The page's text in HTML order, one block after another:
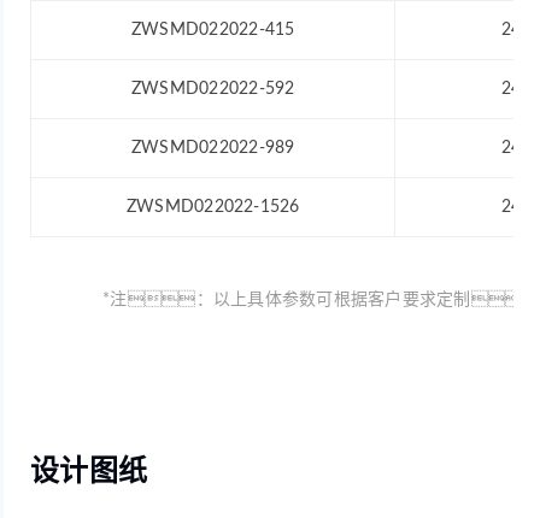
ZWSMD022022-415 24
ZWSMD022022-592 24
ZWSMD022022-989 24
ZWSMD022022-1526 24
*注：以上具体参数可根据客户要求定制
设计图纸